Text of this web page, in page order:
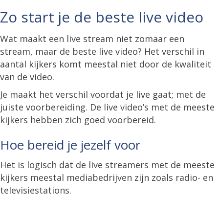
Zo start je de beste live video
Wat maakt een live stream niet zomaar een
stream, maar de beste live video? Het verschil in
aantal kijkers komt meestal niet door de kwaliteit
van de video.
Je maakt het verschil voordat je live gaat; met de
juiste voorbereiding. De live video’s met de meeste
kijkers hebben zich goed voorbereid.
Hoe bereid je jezelf voor
Het is logisch dat de live streamers met de meeste
kijkers meestal mediabedrijven zijn zoals radio- en
televisiestations.